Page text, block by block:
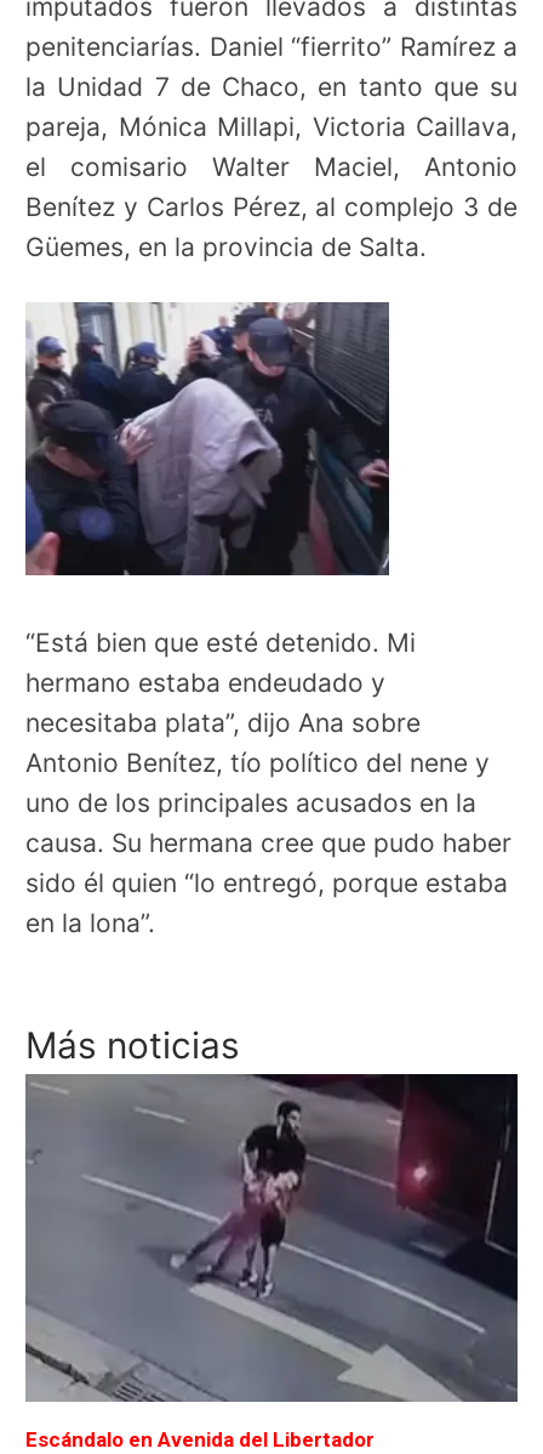
imputados fueron llevados a distintas
penitenciarías. Daniel “fierrito” Ramírez a
la Unidad 7 de Chaco, en tanto que su
pareja, Mónica Millapi, Victoria Caillava,
el comisario Walter Maciel, Antonio
Benítez y Carlos Pérez, al complejo 3 de
Güemes, en la provincia de Salta.
“Está bien que esté detenido. Mi
hermano estaba endeudado y
necesitaba plata”, dijo Ana sobre
Antonio Benítez, tío político del nene y
uno de los principales acusados en la
causa. Su hermana cree que pudo haber
sido él quien “lo entregó, porque estaba
en la lona”.
Más noticias
Escándalo en Avenida del Libertador